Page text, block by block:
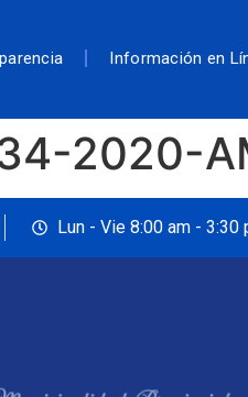
Información en
2020-
Lun - Vie 8:00 am - 3:30